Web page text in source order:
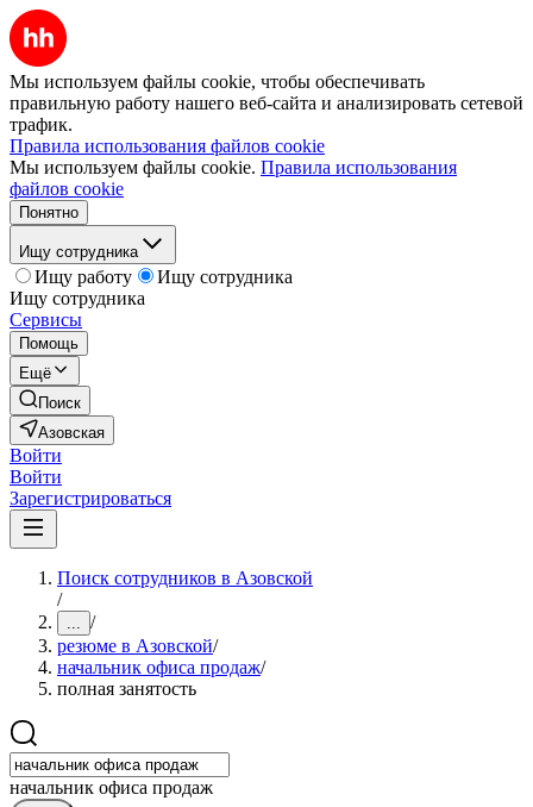
Мы используем файлы cookie, чтобы обеспечивать
правильную работу нашего веб-сайта и анализировать сетевой
трафик.
Правила использования файлов cookie
Мы используем файлы cookie. Правила использования
файлов cookie
Понятно
Ищу сотрудника
Ищу работу
Ищу сотрудника
Ищу сотрудника
Сервисы
Помощь
Ещё
Поиск
Азовская
Войти
Войти
Зарегистрироваться
Поиск сотрудников в Азовской
/
... /
резюме в Азовской/
начальник офиса продаж/
полная занятость
начальник офиса продаж